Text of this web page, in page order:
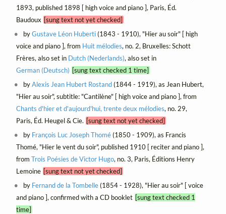
1893, published 1898 [ high voice and piano ], Paris, Éd.
Baudoux [sung text not yet checked]
byGustave Léon Huberti(1843 - 1910), "Hier au soir" [ high
voice and piano ], from Huit mélodies, no. 2, Bruxelles: Schott
Frères, also set in Dutch (Nederlands), also set in
German (Deutsch) [sung text checked 1 time]
byAlexis Jean Hubert Rostand(1844 - 1919), as Jean Hubert,
"Hier au soir", subtitle: "Cantilène" [ high voice and piano ], from
Chants d'hier et d'aujourd'hui, trente deux mélodies, no. 29,
Paris, Éd. Heugel & Cie. [sung text not yet checked]
by François Luc Joseph Thomé(1850 - 1909), as Francis
Thomé, "Hier le vent du soir", published 1910 [ reciter and piano ],
from Trois Poésies de Victor Hugo, no. 3, Paris, Éditions Henry
Lemoine [sung text not yet checked]
by Fernand de la Tombelle(1854 - 1928), "Hier au soir" [ voice
and piano ], confirmed with a CD booklet [sung text checked 1
time]